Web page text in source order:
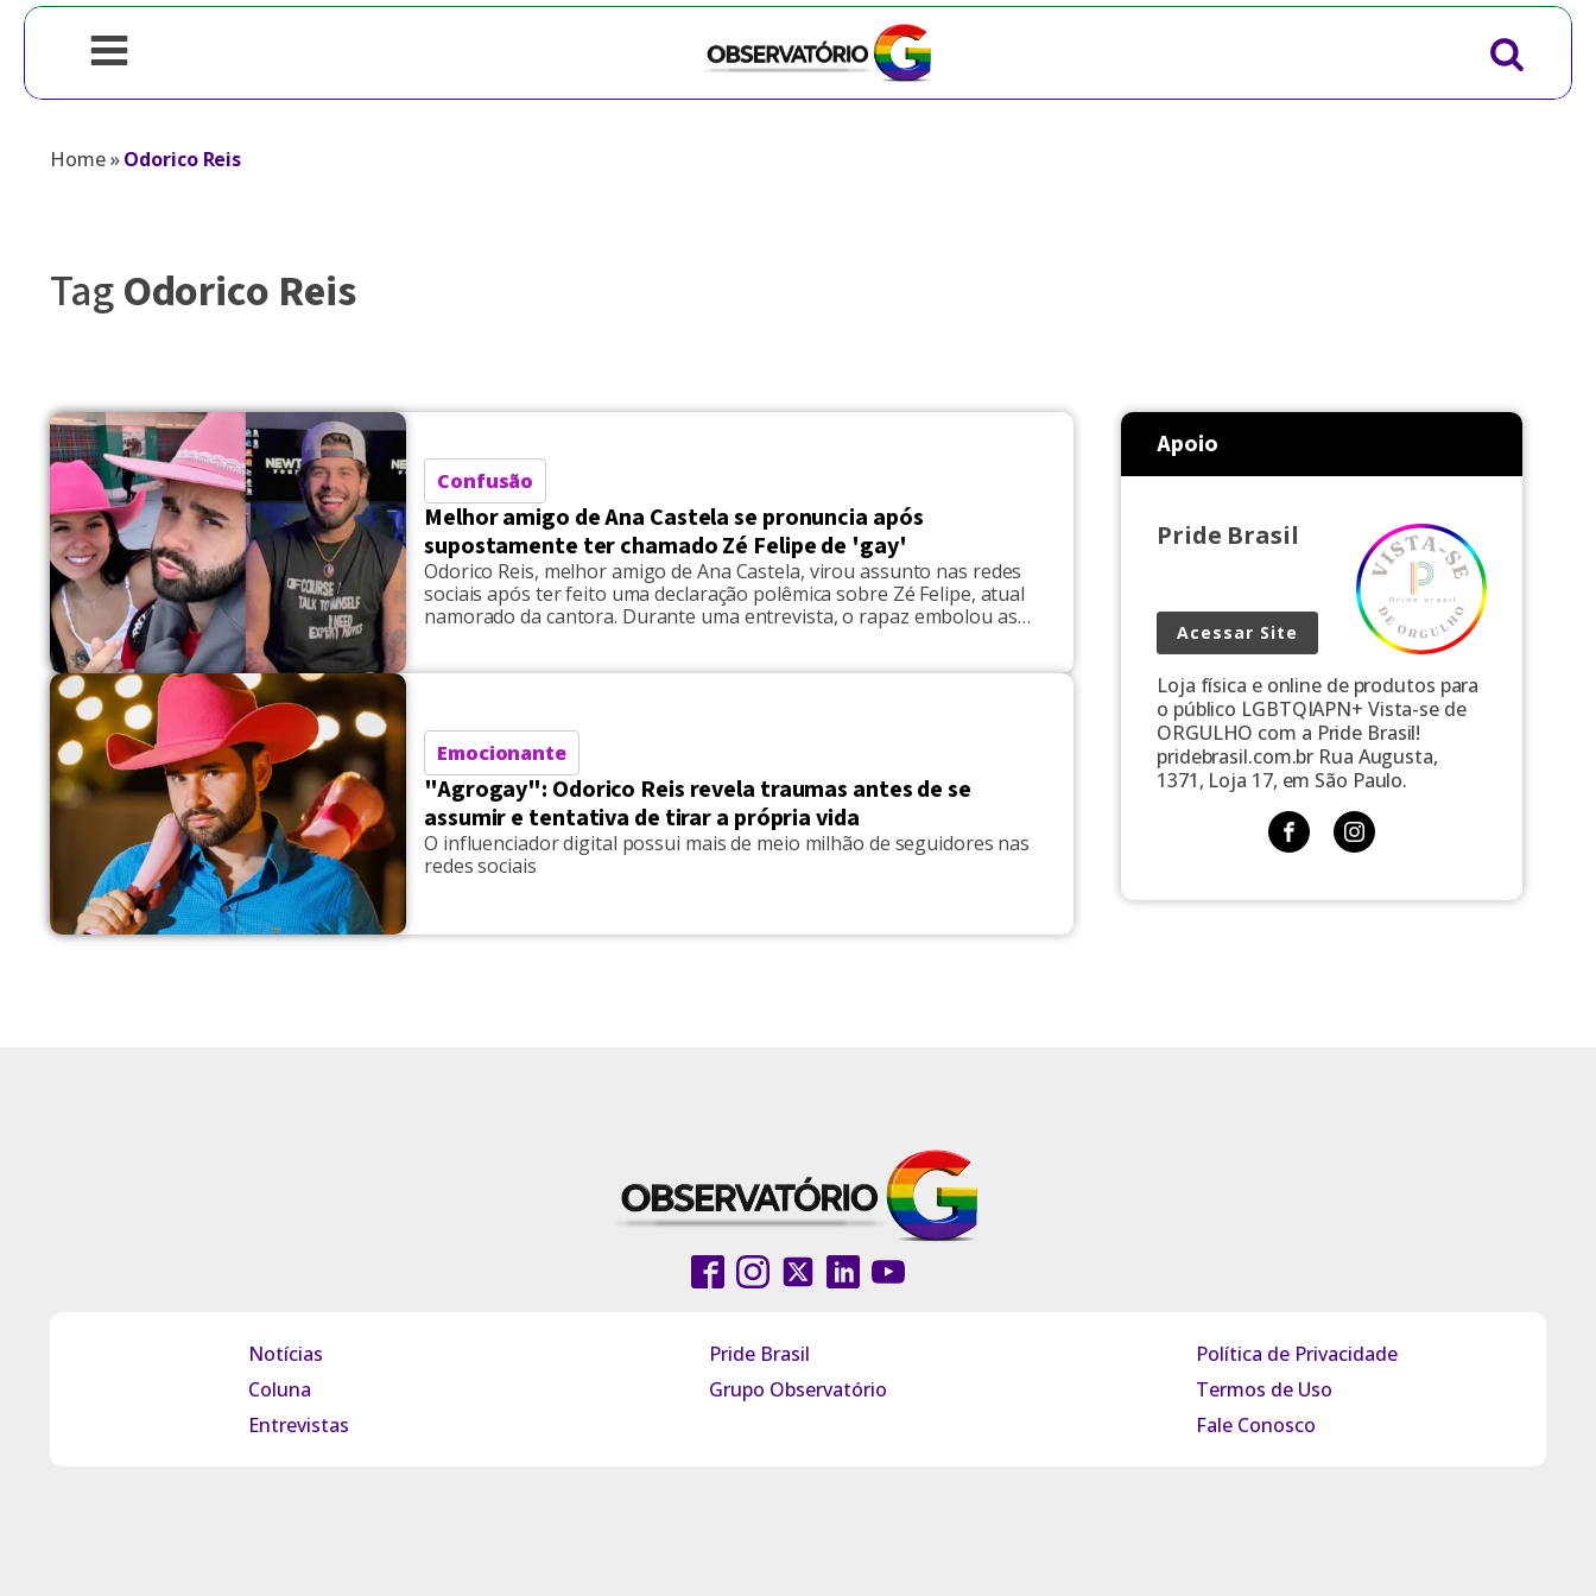
Home»Odorico Reis
TagOdorico Reis
Confusão
Melhor amigo de Ana Castela se pronuncia após
supostamente ter chamado Zé Felipe de 'gay'
Odorico Reis, melhor amigo de Ana Castela, virou assunto nas redes
sociais após ter feito uma declaração polêmica sobre Zé Felipe, atual
namorado da cantora. Durante uma entrevista, o rapaz embolou as
Emocionante
"Agrogay": Odorico Reis revela traumas antes de se
assumir e tentativa de tirar a própria vida
O influenciador digital possui mais de meio milhão de seguidores nas
redes sociais
Apoio
Pride Brasil
Acessar Site
Loja física e online de produtos para
o público LGBTQIAPN+ Vista-se de
ORGULHO com a Pride Brasil!
pridebrasil.com.br Rua Augusta,
1371, Loja 17, em São Paulo.
Notícias
Coluna
Entrevistas
Pride Brasil
Grupo Observatório
Política de Privacidade
Termos de Uso
Fale Conosco